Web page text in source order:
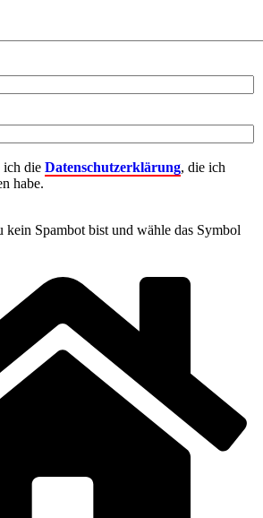
ich die Datenschutzerklärung, die ich
habe.
kein Spambot bist und wähle das Symbol